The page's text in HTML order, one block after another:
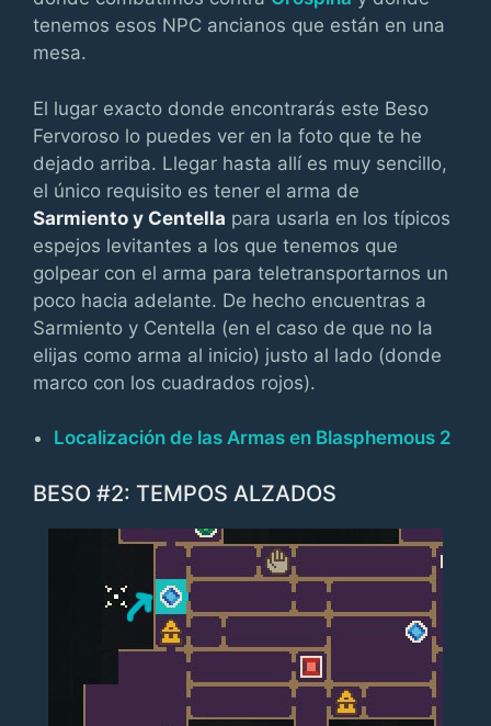
tenemos esos NPC ancianos que están en una
mesa.
El lugar exacto donde encontrarás este Beso
Fervoroso lo puedes ver en la foto que te he
dejado arriba. Llegar hasta allí es muy sencillo,
el único requisito es tener el arma de
Sarmiento y Centella para usarla en los típicos
espejos levitantes a los que tenemos que
golpear con el arma para teletransportarnos un
poco hacia adelante. De hecho encuentras a
Sarmiento y Centella (en el caso de que no la
elijas como arma al inicio) justo al lado (donde
marco con los cuadrados rojos).
Localización de las Armas en Blasphemous 2
BESO #2: TEMPOS ALZADOS